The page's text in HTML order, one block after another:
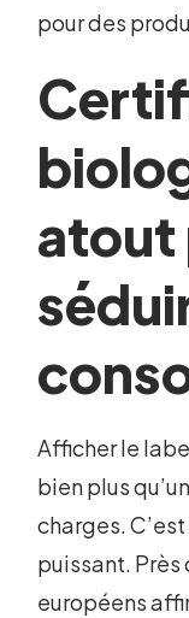
pour des
atout
Afficher le
bien plus
charges.
puissant. Près
européens